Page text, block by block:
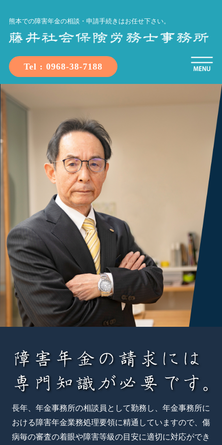
熊本での障害年金の相談・申請手続きはお任せ下さい。
Tel : 0968-38-7188
長年、年金事務所の相談員として勤務し、年金事務所に
おける障害年金業務処理要領に精通していますので、傷
病毎の審査の着眼や障害等級の目安に適切に対応ができ